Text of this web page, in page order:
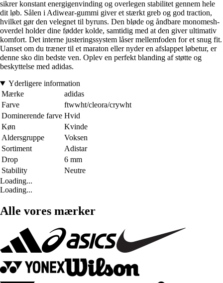
sikrer konstant energigenvinding og overlegen stabilitet gennem hele
dit løb. Sålen i Adiwear-gummi giver et stærkt greb og god traction,
hvilket gør den velegnet til byruns. Den bløde og åndbare monomesh-
overdel holder dine fødder kolde, samtidig med at den giver ultimativ
komfort. Det interne justeringssystem låser mellemfoden for et snug fit.
Uanset om du træner til et maraton eller nyder en afslappet løbetur, er
denne sko din bedste ven. Oplev en perfekt blanding af støtte og
beskyttelse med adidas.
Yderligere information
Mærke
adidas
Farve
ftwwht/cleora/crywht
Dominerende farve Hvid
Køn
Kvinde
Aldersgruppe
Voksen
Sortiment
Adistar
Drop
6 mm
Stability
Neutre
Loading...
Loading...
Alle vores mærker